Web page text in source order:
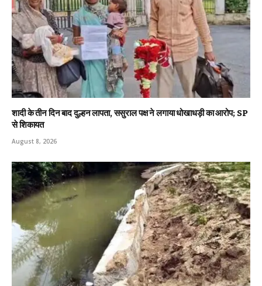
शादी के तीन दिन बाद दुल्हन लापता, ससुराल पक्ष ने लगाया धोखाधड़ी का आरोप; SP
से शिकायत
August 8, 2026